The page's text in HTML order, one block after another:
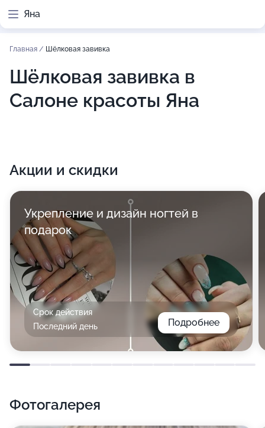
Яна
Главная / Шёлковая завивка
Шёлковая завивка в
Салоне красоты Яна
Акции и скидки
Укрепление и дизайн ногтей в
подарок
Срок действия
Последний день
Подробнее
Фотогалерея